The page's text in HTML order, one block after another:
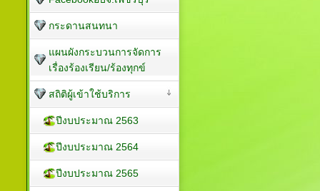
กระดานสนทนา
แผนผังกระบวนการจัดการ
เรื่องร้องเรียน/ร้องทุกข์
สถิติผู้เข้าใช้บริการ
ปีงบประมาณ 2563
ปีงบประมาณ 2564
ปีงบประมาณ 2565